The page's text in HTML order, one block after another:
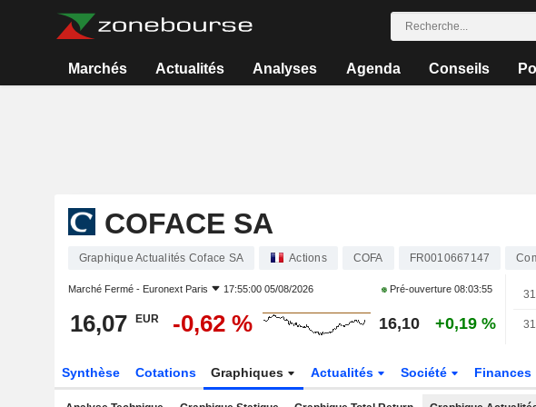
Marchés Actualités Analyses Agenda Conseils
COFACE SA
Graphique Actualités Coface SA Actions COFA FR0010667147
Marché Fermé - Euronext Paris 17:55:00 05/08/2026 Pré-ouverture08:03:55
16,07 EUR -0,62 % 16,10 +0,19 %
Synthèse Cotations Graphiques Actualités Société Finances